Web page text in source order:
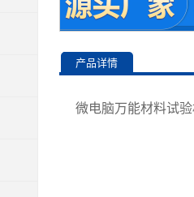
产品详情
微电脑万能材料试验